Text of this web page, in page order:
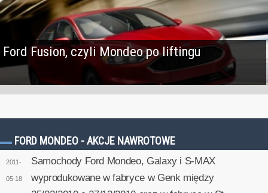
Ford Fusion, czyli Mondeo po liftingu
FORD MONDEO - AKCJE NAWROTOWE
2011-
05-18
Samochody Ford Mondeo, Galaxy i S-MAX
wyprodukowane w fabryce w Genk między